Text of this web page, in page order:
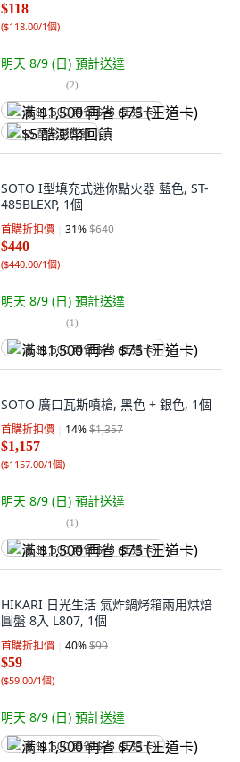
$118
($118.00/1個)
明天 8/9 (日) 預計送達
(2)
满 $1,500 再省 $75 (王道卡)
$5 酷澎幣回饋
SOTO I型填充式迷你點火器 藍色, ST-
485BLEXP, 1個
首購折扣價 31%$640
$440
($440.00/1個)
明天 8/9 (日) 預計送達
(1)
满 $1,500 再省 $75 (王道卡)
SOTO 廣口瓦斯噴槍, 黑色 + 銀色, 1個
首購折扣價 14%$1,357
$1,157
($1157.00/1個)
明天 8/9 (日) 預計送達
(1)
满 $1,500 再省 $75 (王道卡)
HIKARI 日光生活 氣炸鍋烤箱兩用烘焙
圓盤 8入 L807, 1個
首購折扣價 40%$99
$59
($59.00/1個)
明天 8/9 (日) 預計送達
满 $1,500 再省 $75 (王道卡)